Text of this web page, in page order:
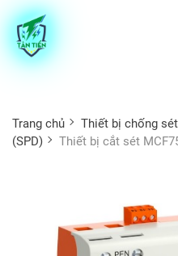
Trang chủ Thiết bị chống sét
(SPD)
Thiết bị cắt sét